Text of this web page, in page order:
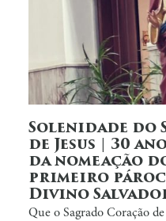
Solenidade do
de Jesus | 30
da nomeação
primeiro
Divino
Que o Sagrado Coração